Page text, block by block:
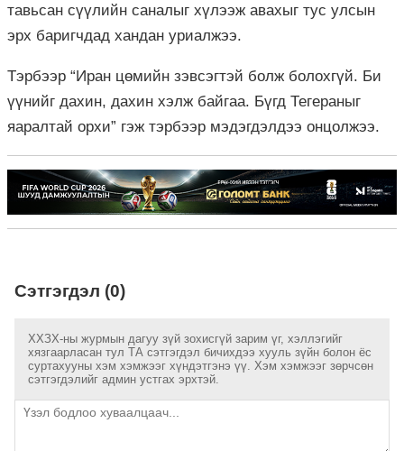
тавьсан сүүлийн саналыг хүлээж авахыг тус улсын
эрх баригчдад хандан уриалжээ.
Тэрбээр “Иран цөмийн зэвсэгтэй болж болохгүй. Би
үүнийг дахин, дахин хэлж байгаа. Бүгд Тегераныг
яаралтай орхи” гэж тэрбээр мэдэгдэлдээ онцолжээ.
Сэтгэгдэл (0)
ХХЗХ-ны журмын дагуу зүй зохисгүй зарим үг, хэллэгийг
хязгаарласан тул ТА сэтгэгдэл бичихдээ хууль зүйн болон ёс
суртахууны хэм хэмжээг хүндэтгэнэ үү. Хэм хэмжээг зөрчсөн
сэтгэгдэлийг админ устгах эрхтэй.